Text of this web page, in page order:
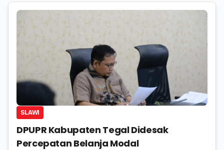
SLAWI
DPUPR Kabupaten Tegal Didesak
Percepatan Belanja Modal